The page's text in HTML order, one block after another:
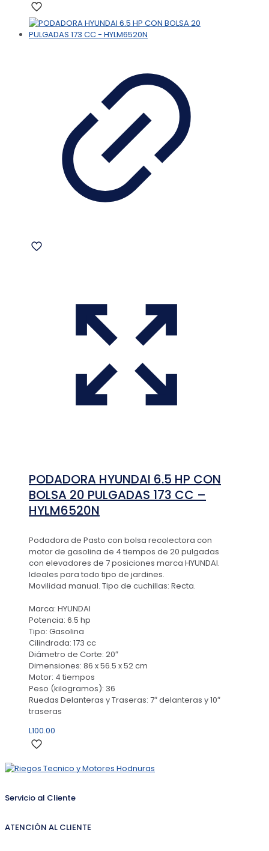
PODADORA HYUNDAI 6.5 HP CON
BOLSA 20 PULGADAS 173 CC –
HYLM6520N
Podadora de Pasto con bolsa recolectora con
motor de gasolina de 4 tiempos de 20 pulgadas
con elevadores de 7 posiciones marca HYUNDAI.
Ideales para todo tipo de jardines.
Movilidad manual. Tipo de cuchillas: Recta.
Marca: HYUNDAI
Potencia: 6.5 hp
Tipo: Gasolina
Cilindrada: 173 cc
Diámetro de Corte: 20″
Dimensiones: 86 x 56.5 x 52 cm
Motor: 4 tiempos
Peso (kilogramos): 36
Ruedas Delanteras y Traseras: 7″ delanteras y 10″
traseras
L100.00
Servicio al Cliente
ATENCIÓN AL CLIENTE